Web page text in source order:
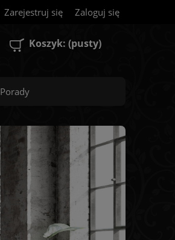
Zarejestruj się Zaloguj się
Koszyk: (pusty)
Porady